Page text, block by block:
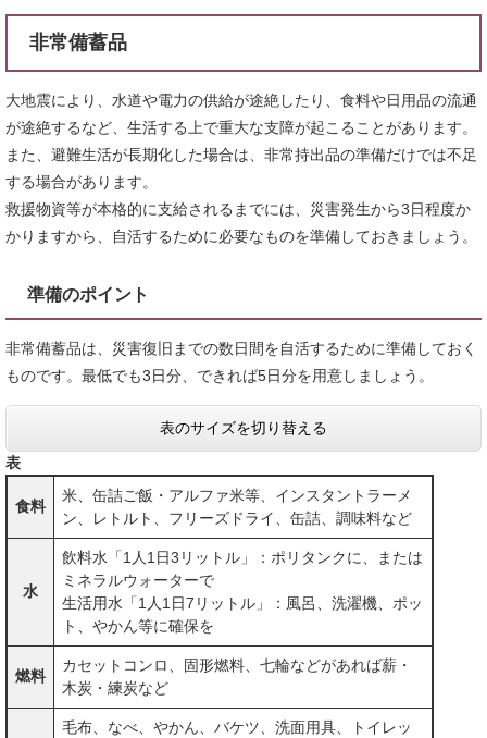
非常備蓄品
大地震により、水道や電力の供給が途絶したり、食料や日用品の流通
が途絶するなど、生活する上で重大な支障が起こることがあります。
また、避難生活が長期化した場合は、非常持出品の準備だけでは不足
する場合があります。
救援物資等が本格的に支給されるまでには、災害発生から3日程度か
かりますから、自活するために必要なものを準備しておきましょう。
準備のポイント
非常備蓄品は、災害復旧までの数日間を自活するために準備しておく
ものです。最低でも3日分、できれば5日分を用意しましょう。
表のサイズを切り替える
表
食料
米、缶詰ご飯・アルファ米等、インスタントラーメ
ン、レトルト、フリーズドライ、缶詰、調味料など
水
飲料水「1人1日3リットル」：ポリタンクに、または
ミネラルウォーターで
生活用水「1人1日7リットル」：風呂、洗濯機、ポッ
ト、やかん等に確保を
燃料
カセットコンロ、固形燃料、七輪などがあれば薪・
木炭・練炭など
毛布、なべ、やかん、バケツ、洗面用具、トイレッ